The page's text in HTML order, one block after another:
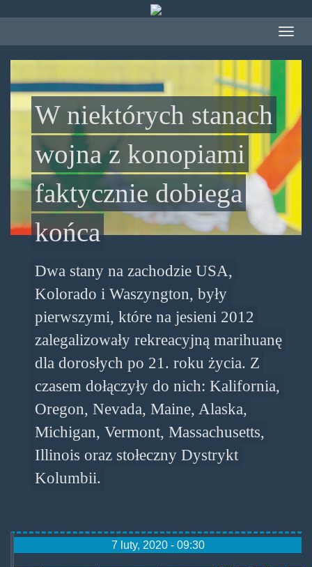
treści
Toggle
W niektórych stanach
wojna z konopiami
faktycznie dobiega
końca
Dwa stany na zachodzie USA,
Kolorado i Waszyngton, były
pierwszymi, które na jesieni 2012
zalegalizowały rekreacyjną marihuanę
dla dorosłych po 21. roku życia. Z
czasem dołączyły do nich: Kalifornia,
Oregon, Nevada, Maine, Alaska,
Michigan, Vermont, Massachusetts,
Illinois oraz stołeczny Dystrykt
Kolumbii.
7 luty, 2020 - 09:30